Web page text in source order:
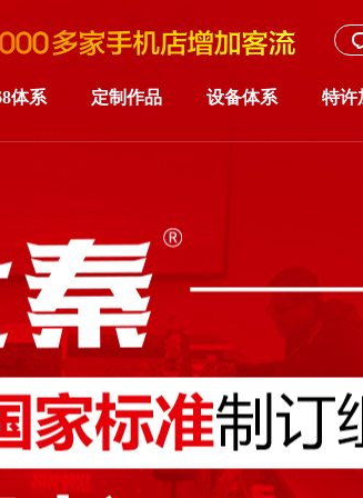
体系 定制作品 设备体系 特许